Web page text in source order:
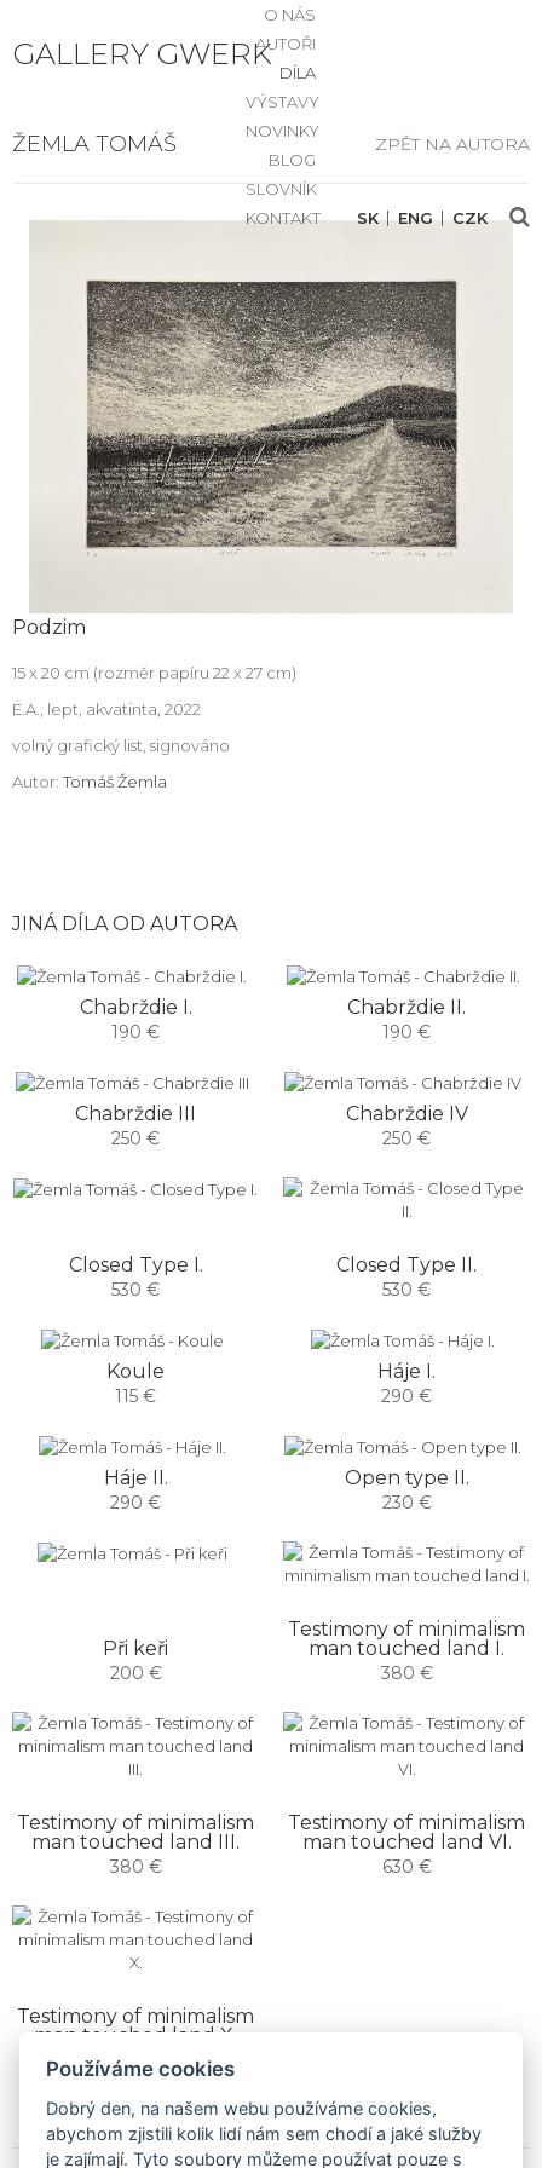
GALLERY GWERK
O NÁS
AUTOŘI
DÍLA
VÝSTAVY
NOVINKY
BLOG
SLOVNÍK
KONTAKT
SK ENG CZK
ŽEMLA TOMÁŠ ZPĚT NA AUTORA
Podzim
15 x 20 cm (rozměr papíru 22 x 27 cm)
E.A., lept, akvatinta, 2022
volný grafický list, signováno
Autor: Tomáš Žemla
JINÁ DÍLA OD AUTORA
Chabrždie I.
190 €
Chabrždie II.
190 €
Chabrždie III
250 €
Chabrždie IV
250 €
Closed Type I.
530 €
Closed Type II.
530 €
Koule
115 €
Háje I.
290 €
Háje II.
290 €
Open type II.
230 €
Při keři
200 €
Testimony of minimalism
man touched land I.
380 €
Testimony of minimalism
man touched land III.
380 €
Testimony of minimalism
man touched land VI.
630 €
Testimony of minimalism
man touched land X.
380 €
Používáme cookies
Dobrý den, na našem webu používáme cookies,
abychom zjistili kolik lidí nám sem chodí a jaké služby
je zajímají. Tyto soubory můžeme používat pouze s